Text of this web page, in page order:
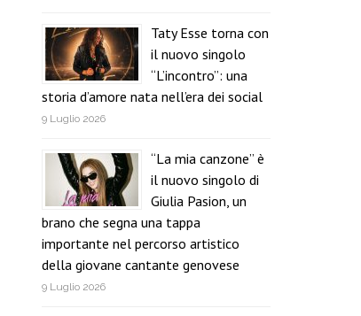
Taty Esse torna con
il nuovo singolo
“L’incontro”: una
storia d’amore nata nell’era dei social
9 Luglio 2026
“La mia canzone” è
il nuovo singolo di
Giulia Pasion, un
brano che segna una tappa
importante nel percorso artistico
della giovane cantante genovese
9 Luglio 2026